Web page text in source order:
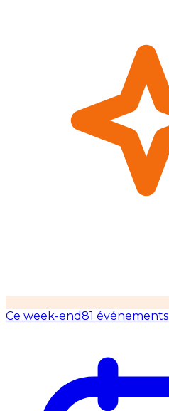
Ce week-end81 événements